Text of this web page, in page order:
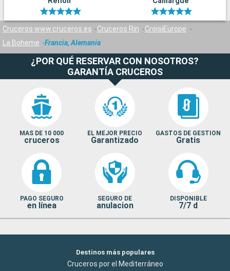
Cruceros www.cruceros.es Cruceros Rin
CroisiEurope
La Boheme
Francia, Alemania
¿POR QUÉ RESERVAR CON NOSOTROS?
GARANTÍA CRUCEROS
MAS DE 10 000
cruceros
EL MEJOR PRECIO
Garantizado
GASTOS DE GESTION
Gratis
PAGO SEGURO
en línea
SEGURO DE
anulacion
DISPONIBLE
7/7 d
Destinos más populares
Cruceros por el Mediterráneo